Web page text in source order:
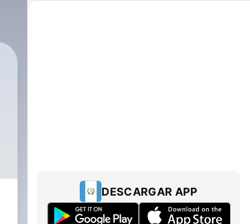
DESCARGAR APP